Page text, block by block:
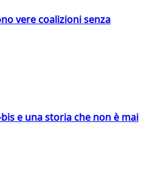
vere coalizioni senza
e una storia che non è mai